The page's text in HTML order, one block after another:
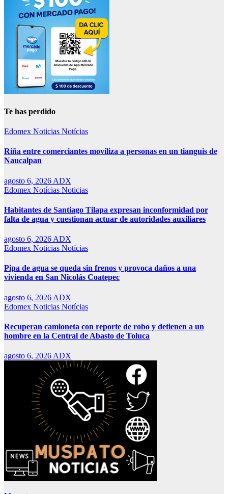
Te has perdido
Edomex Noticias Notícias
Riña entre comerciantes moviliza a personas en un tianguis de
Naucalpan
agosto 6, 2026 ADX
Edomex Notícias Noticias
Habitantes de Santiago Tilapa expresan inconformidad por
falta de agua y cuestionan actuar de autoridades auxiliares
agosto 6, 2026 ADX
Edomex Noticias Notícias
Pipa de agua se queda sin frenos y provoca daños a una
vivienda en San Nicolás Coatepec
agosto 6, 2026 ADX
Edomex Noticias Notícias
Recuperan camioneta con reporte de robo y detienen a un
hombre en la Central de Abasto de Toluca
agosto 6, 2026 ADX